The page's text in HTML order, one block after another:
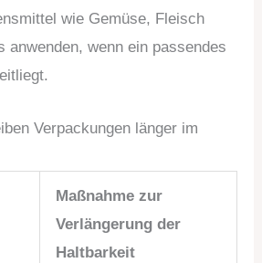
wie Gemüse, Fleisch
anwenden, wenn ein passendes
Verpackungen länger im
Maßnahme zur
Verlängerung der
Haltbarkeit